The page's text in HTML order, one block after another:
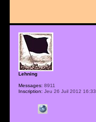
Lehning
Messages: 8911
Inscription: Jeu 26 Juil 2012 16:33